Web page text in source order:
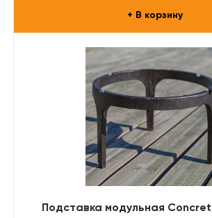
+ В корзину
Подставка модульная